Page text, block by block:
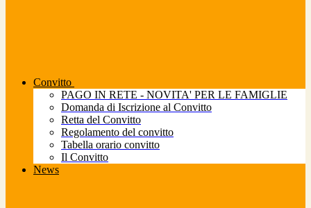
Convitto
PAGO IN RETE - NOVITA' PER LE FAMIGLIE
Domanda di Iscrizione al Convitto
Retta del Convitto
Regolamento del convitto
Tabella orario convitto
Il Convitto
News